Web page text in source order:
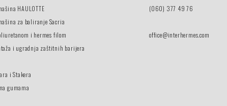
HAULOTTE
za baliranje Sacria
i hermes filom
i ugradnja zaštitnih barijera
i Stakera
gumama
(060) 377 49 76
office@interhermes.com